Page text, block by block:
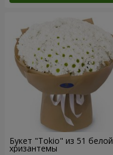
Букет "Tokio" из 51 белой
хризантемы